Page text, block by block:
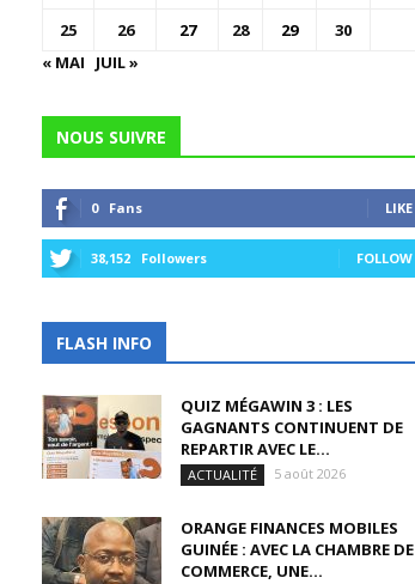
25
26 27 28 29
30
« MAI
JUIL »
NOUS SUIVRE
0 Fans LIKE
38,152 Followers FOLLOW
FLASH INFO
QUIZ MÉGAWIN 3 : LES
GAGNANTS CONTINUENT DE
REPARTIR AVEC LE...
ACTUALITÉ 5 août 2026
ORANGE FINANCES MOBILES
GUINÉE : AVEC LA CHAMBRE DE
COMMERCE, UNE...